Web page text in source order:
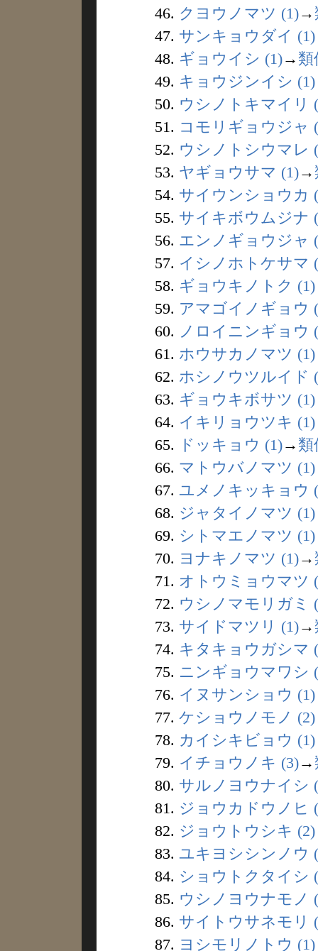
46. クヨウノマツ (1)→
47. サンキョウダイ (1)
48. ギョウイシ (1)→ 類
49. キョウジンイシ (1)
50. ウシノトキマイリ
51. コモリギョウジャ
52. ウシノトシウマレ
53. ヤギョウサマ (1)→
54. サイウンショウカ
55. サイキボウムジナ
56. エンノギョウジャ
57. イシノホトケサマ
58. ギョウキノトク (1)
59. アマゴイノギョウ
60. ノロイニンギョウ
61. ホウサカノマツ (1)
62. ホシノウツルイド
63. ギョウキボサツ (1)
64. イキリョウツキ (1)
65.
ドッキョウ (1)→ 類
66. マトウバノマツ (1)
67. ユメノキッキョウ
68. ジャタイノマツ (1)
69. シトマエノマツ (1)
70. ヨナキノマツ (1)→
71. オトウミョウマツ
72. ウシノマモリガミ
73. サイドマツリ (1)→
74. キタキョウガシマ
75. ニンギョウマワシ
76. イヌサンショウ (1)
77. ケショウノモノ (2)
78. カイシキビョウ (1)
79. イチョウノキ (3)→
80. サルノヨウナイシ
81. ジョウカドウノヒ
82. ジョウトウシキ (2)
83. ユキヨシシンノウ
84. ショウトクタイシ
85. ウシノヨウナモノ
86. サイトウサネモリ
87. ヨシモリノトウ (1)